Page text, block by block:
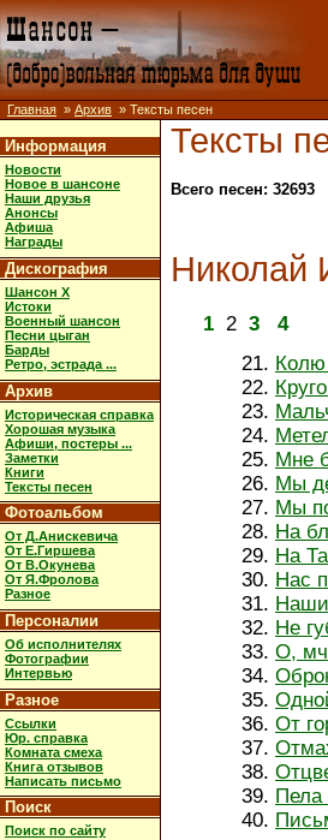
Главная » Архив » Тексты песен
Информация
Новости
Новое в шансоне
Наши друзья
Анонсы
Афиша
Награды
Дискография
Шансон X
Истоки
Военный шансон
Песни цыган
Барды
Ретро, эстрада ...
Архив
Историческая справка
Хорошая музыка
Афиши, постеры ...
Заметки
Книги
Тексты песен
Фотоальбом
От Д.Анискевича
От Е.Гиршева
От В.Окунева
От Я.Фролова
Разное
Персоналии
Об исполнителях
Фотографии
Интервью
Разное
Ссылки
Юр. справка
Комната смеха
Книга отзывов
Написать письмо
Поиск
Поиск по сайту
Тексты
Всего песен: 32693
Николай
1 2 3
4
Колю
Мне
Мы
Мы
На
На
Нас
Наши
Не
О,
От
Пела